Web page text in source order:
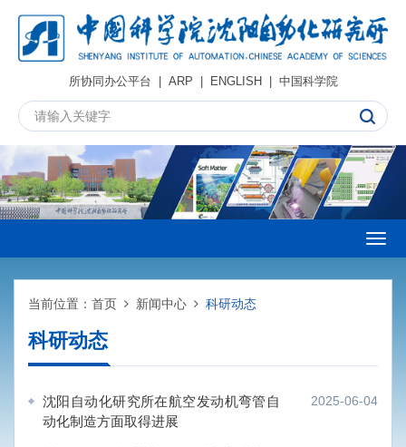
所协同办公平台 | ARP | ENGLISH| 中国科学院
当前位置： 首页 新闻中心 科研动态
科研动态
沈阳自动化研究所在航空发动机弯管自
动化制造方面取得进展
2025-06-04